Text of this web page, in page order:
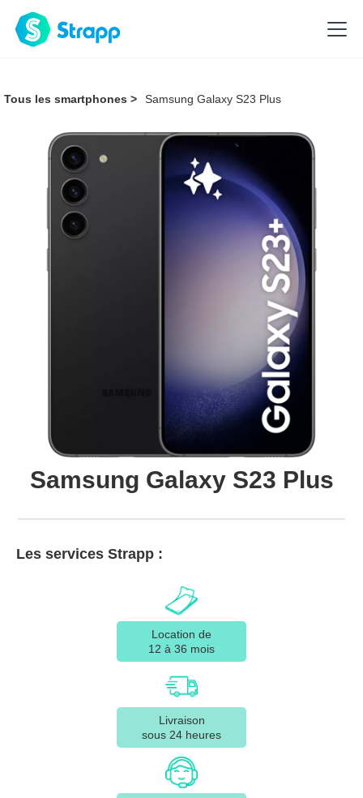
Tous les smartphones > Samsung Galaxy S23 Plus
Samsung Galaxy S23 Plus
Les services Strapp :
Location de
12 à 36 mois
Livraison
sous 24 heures